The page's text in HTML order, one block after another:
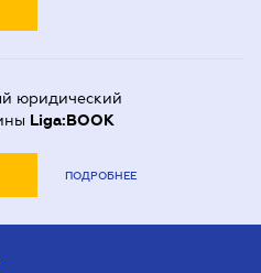
юридический
Liga:BOOK
ПОДРОБНЕЕ